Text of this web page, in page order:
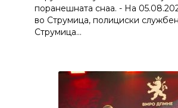
поранешната снаа. - На
во Струмица, полициски
Струмица…